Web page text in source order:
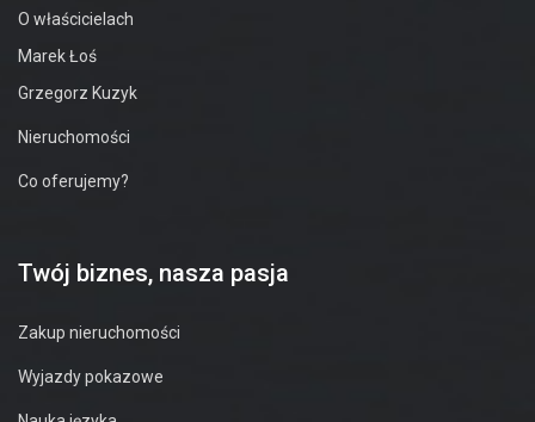
O właścicielach
Marek Łoś
Grzegorz Kuzyk
Nieruchomości
Co oferujemy?
Twój biznes, nasza pasja
Zakup nieruchomości
Wyjazdy pokazowe